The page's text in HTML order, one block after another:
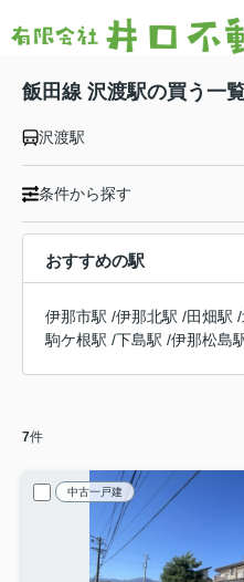
飯田線 沢渡駅の買う一
沢渡駅
条件から探す
おすすめの駅
伊那市駅 /伊那北駅 /田畑駅 /
駒ケ根駅 /下島駅 /伊那松島
7件
中古一戸建